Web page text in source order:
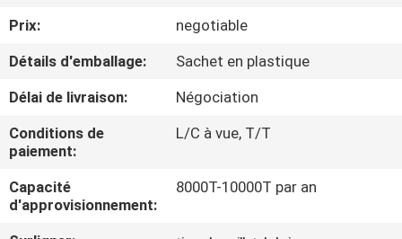
VISITE
D'USINE
CONTRÔLE
DE
QUALITÉ
CONTACTEZ-
Prix:
negotiable
Détails d'emballage:
Sachet en plastique
Délai de livraison:
Négociation
Conditions de
paiement:
L/C à vue, T/T
Capacité
d'approvisionnement:
8000T-10000T par an